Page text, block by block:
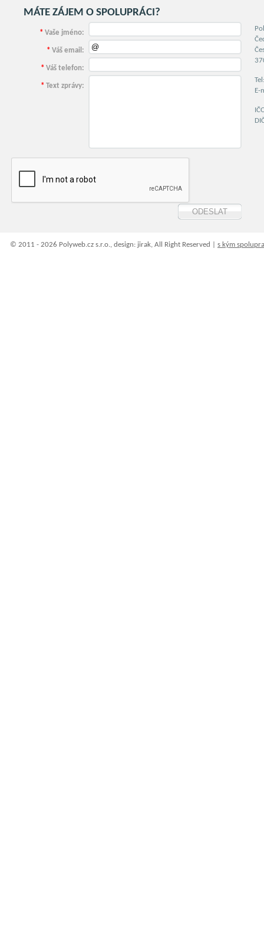
MÁTE ZÁJEM O SPOLUPRÁCI?
* Vaše jméno:
* Váš email:
* Váš telefon:
* Text zprávy:
E-
© 2011 - 2026 Polyweb.cz s.r.o., design: jirak, All Right Reserved | s kým